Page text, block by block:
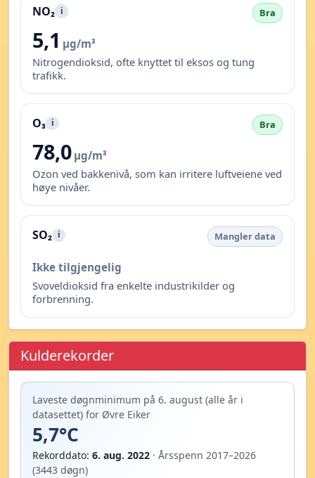
NO₂ i Bra
5,1 µg/m³
Nitrogendioksid, ofte knyttet til eksos og tung
trafikk.
O₃ i Bra
78,0 µg/m³
Ozon ved bakkenivå, som kan irritere luftveiene ved
høye nivåer.
SO₂ i Mangler data
Ikke tilgjengelig
Svoveldioksid fra enkelte industrikilder og
forbrenning.
Kulderekorder
Laveste døgnminimum på 6. august (alle år i
datasettet) for Øvre Eiker
5,7°C
Rekorddato: 6. aug. 2022 · Årsspenn 2017–2026
(3443 døgn)